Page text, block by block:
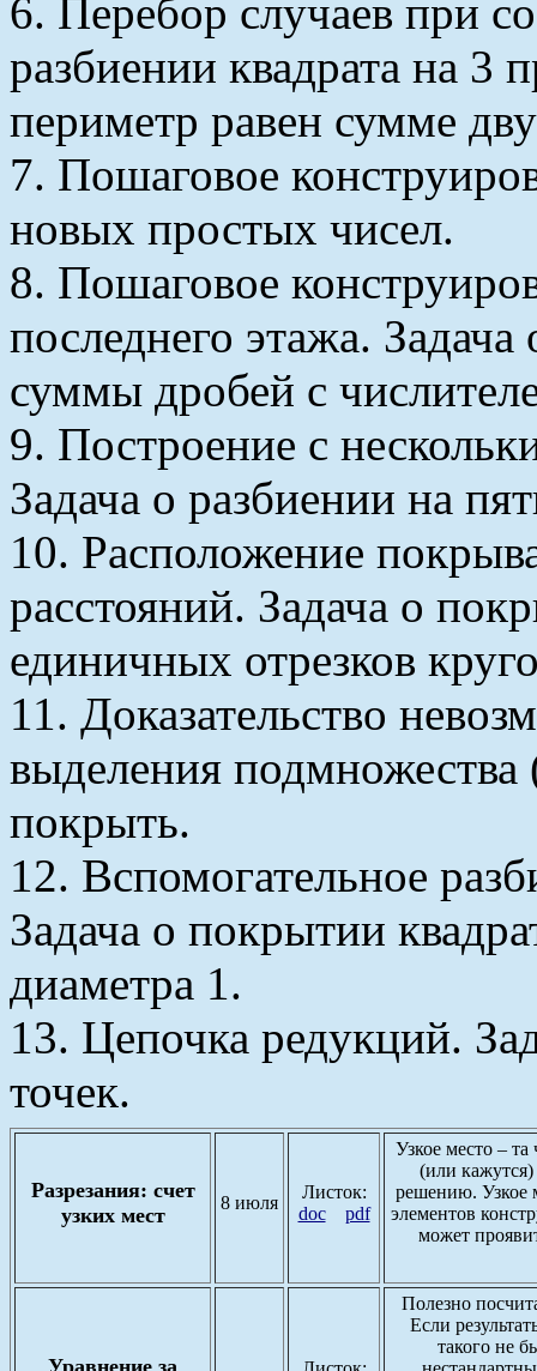
6. Перебор случаев при
разбиении квадрата на 3
периметр равен сумме
7. Пошаговое
новых простых чисел.
8. Пошаговое
последнего этажа.
суммы дробей с
9. Построение с
Задача о разбиении на
10. Расположение
расстояний. Задача о
единичных отрезков
11. Доказательство
выделения подмножества
покрыть.
12. Вспомогательное
Задача о покрытии
диаметра 1.
13. Цепочка редукций.
точек.
Разрезания: счет
узких мест
8 июля
Листок:
doc
pdf
Узкое место –
(или
решению. Узкое
элементов
может
Уравнение за
Полезно
Если
такого не